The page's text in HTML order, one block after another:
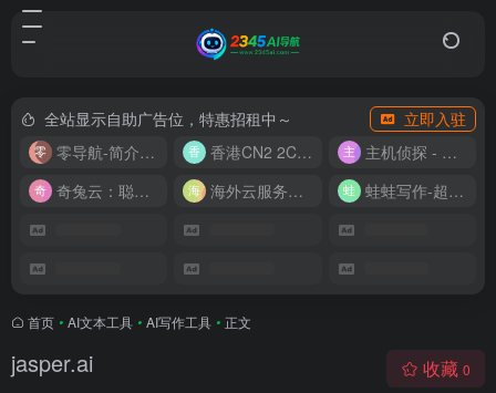
全站显示自助广告位，特惠招租中～
立即入驻
零导航-简介实用的网址导航
香港CN2 2C2G20M 9.9/月
主机侦探 - 少花钱，用好云
奇兔云：聪明人的“省”钱计划！
海外云服务器全网最低价 蛙蛙写作-超级AI智能写作助手
首页 • AI文本工具 • AI写作工具 • 正文
jasper.ai 收藏 0